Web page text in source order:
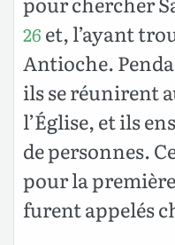
26 et, l’ayant
Antioche.
ils se réunirent
l’Église, et ils
de personnes.
pour la
furent appelés